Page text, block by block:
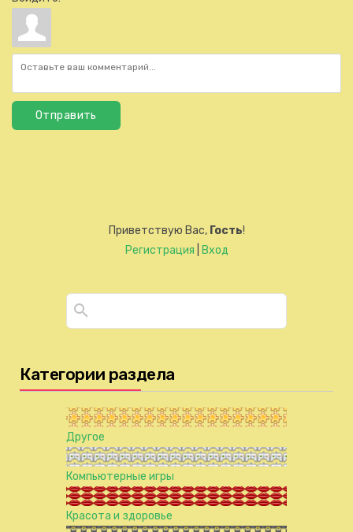
Отправить
Приветствую Вас, Гость!
Регистрация
Вход
Категории раздела
Другое
Компьютерные игры
Красота и здоровье